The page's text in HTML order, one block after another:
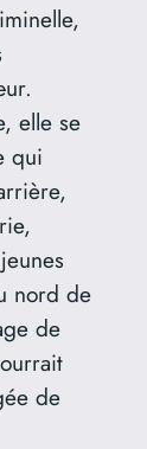
elle se
qui
nord de
de
de